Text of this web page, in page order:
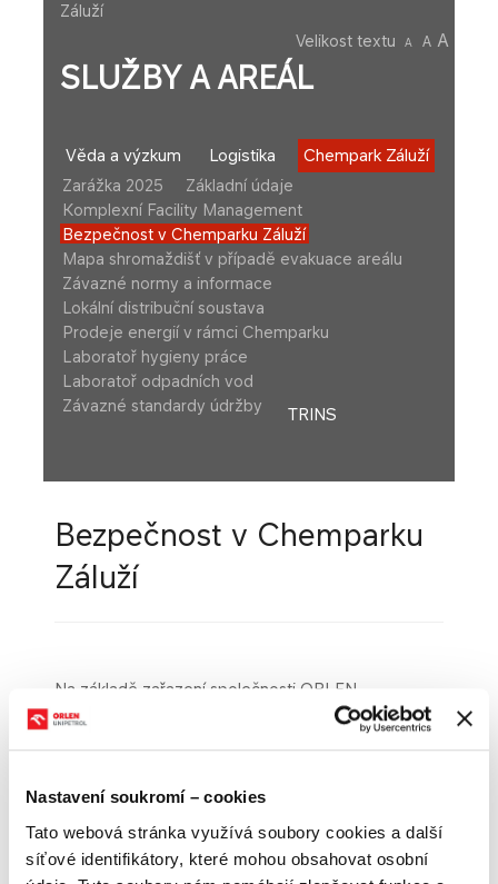
Nastavení soukromí – cookies
Tato webová stránka využívá soubory cookies a další
síťové identifikátory, které mohou obsahovat osobní
Záluží
Velikost textu
A A A
SLUŽBY A AREÁL
Věda a výzkum Logistika Chempark Záluží
Zarážka 2025
Základní údaje
Komplexní Facility Management
Bezpečnost v Chemparku Záluží
Mapa shromaždišť v případě evakuace areálu
Závazné normy a informace
Lokální distribuční soustava
Prodeje energií v rámci Chemparku
​Laboratoř hygieny práce
Laboratoř odpadních vod
Závazné standardy údržby
TRINS
Bezpečnost v Chemparku
Záluží
Na základě zařazení společnosti ORLEN
Unipetrol RPA s.r.o., v souladu se zákonem o
prevenci závažných havárií (zákon č. 224/2015 Sb.,
BEZPEČNOSTNÍ ZPRÁVU.
BEZPEČNOSTNÍ ZPRÁVA uvádí informace o
systému řízení prevence závažné havárie,